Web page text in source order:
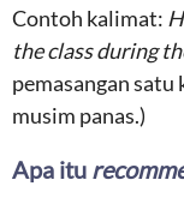
Contoh kalimat:
the class during
pemasangan satu
musim panas.)
Apa itu